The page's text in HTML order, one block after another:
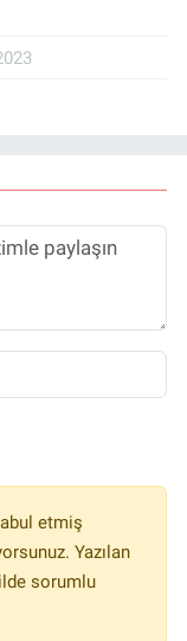
etmiş
Yazılan
sorumlu